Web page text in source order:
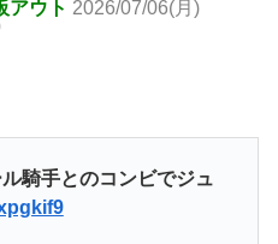
アウト 2026/07/06(月)
騎手とのコンビでジュ